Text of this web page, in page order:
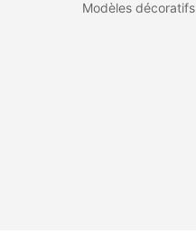
Modèles décoratifs